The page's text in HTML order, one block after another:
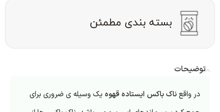
توضیحات
در واقعناک باکس ایستاده قهوه یک وسیله ی ضروری برای